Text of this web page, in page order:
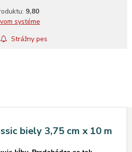
9,80
systéme
Strážny pes
biely 3,75 cm x 10 m